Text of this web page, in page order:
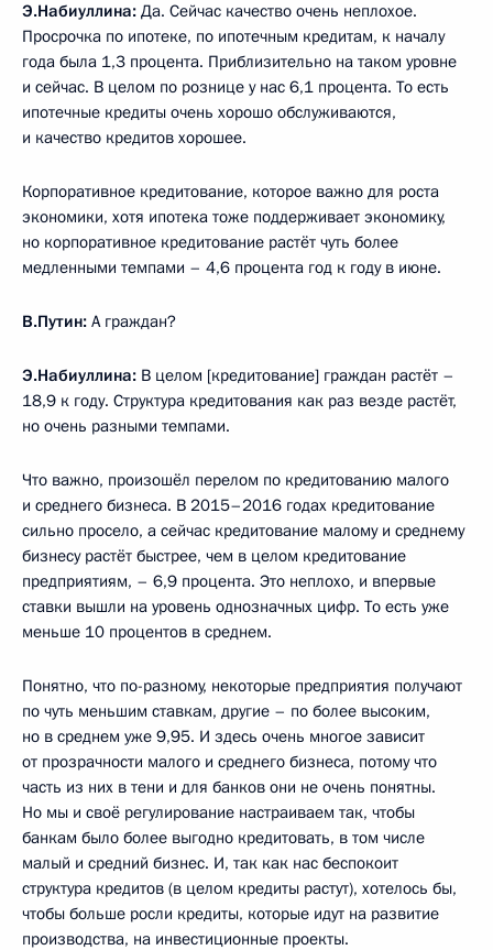
Э.Набиуллина: Да. Сейчас качество очень неплохое.
Просрочка по ипотеке, по ипотечным кредитам, к началу
года была 1,3 процента. Приблизительно на таком уровне
и сейчас. В целом по рознице у нас 6,1 процента. То есть
ипотечные кредиты очень хорошо обслуживаются,
и качество кредитов хорошее.
Корпоративное кредитование, которое важно для роста
экономики, хотя ипотека тоже поддерживает экономику,
но корпоративное кредитование растёт чуть более
медленными темпами – 4,6 процента год к году в июне.
В.Путин: А граждан?
Э.Набиуллина: В целом [кредитование] граждан растёт –
18,9 к году. Структура кредитования как раз везде растёт,
но очень разными темпами.
Что важно, произошёл перелом по кредитованию малого
и среднего бизнеса. В 2015–2016 годах кредитование
сильно просело, а сейчас кредитование малому и среднему
бизнесу растёт быстрее, чем в целом кредитование
предприятиям, – 6,9 процента. Это неплохо, и впервые
ставки вышли на уровень однозначных цифр. То есть уже
меньше 10 процентов в среднем.
Понятно, что по-разному, некоторые предприятия получают
по чуть меньшим ставкам, другие – по более высоким,
но в среднем уже 9,95. И здесь очень многое зависит
от прозрачности малого и среднего бизнеса, потому что
часть из них в тени и для банков они не очень понятны.
Но мы и своё регулирование настраиваем так, чтобы
банкам было более выгодно кредитовать, в том числе
малый и средний бизнес. И, так как нас беспокоит
структура кредитов (в целом кредиты растут), хотелось бы,
чтобы больше росли кредиты, которые идут на развитие
производства, на инвестиционные проекты.